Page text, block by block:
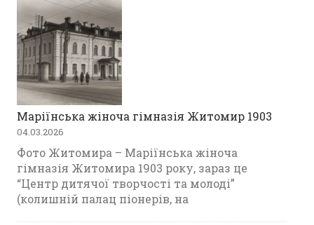
Маріїнська жіноча гімназія Житомир 1903
04.03.2026
Фото Житомира – Маріїнська жіноча
гімназія Житомира 1903 року, зараз це
“Центр дитячої творчості та молоді”
(колишній палац піонерів, на